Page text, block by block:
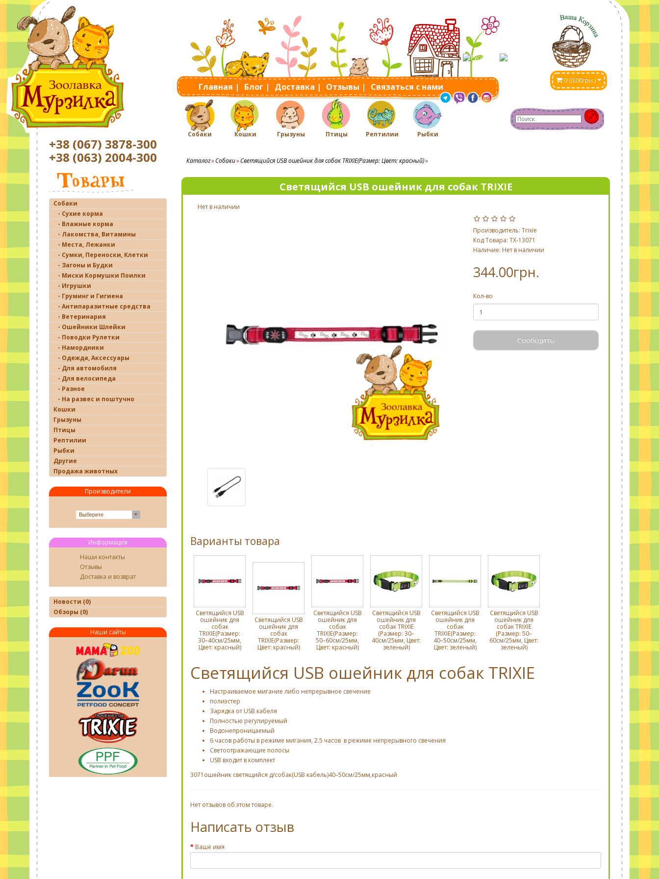
Главная | Блог | Доставка | Отзывы | Связаться с нами
0 (0.00грн.)
Собаки Кошки Грызуны Птицы Рептилии Рыбки
+38 (067) 3878-300
+38 (063) 2004-300
Собаки
- Сухие корма
- Влажные корма
- Лакомства, Витамины
- Места, Лежанки
- Сумки, Переноски, Клетки
- Загоны и Будки
- Миски Кормушки Поилки
- Игрушки
- Груминг и Гигиена
- Антипаразитные средства
- Ветеринария
- Ошейники Шлейки
- Поводки Рулетки
- Намордники
- Одежда, Аксессуары
- Для автомобиля
- Для велосипеда
- Разное
- На развес и поштучно
Кошки
Грызуны
Птицы
Рептилии
Рыбки
Другие
Продажа животных
Производители
Выберите
Информация
Наши контакты
Отзывы
Доставка и возврат
Новости (0)
Обзоры (0)
Наши сайты
Каталог Собаки Светящийся USB ошейник для собак TRIXIE(Размер: Цвет: красный)
Светящийся USB ошейник для собак TRIXIE
Нет в наличии
Производитель: Trixie
Код Товара: TX-13071
Наличие: Нет в наличии
344.00грн.
Кол-во
Сообщить
Варианты товара
Светящийся USB
ошейник для
собак
TRIXIE(Размер:
30–40см/25мм,
Цвет: красный)
Светящийся USB
ошейник для
собак
TRIXIE(Размер:
Цвет: красный)
Светящийся USB
ошейник для
собак
TRIXIE(Размер:
50–60см/25мм,
Цвет: красный)
Светящийся USB
ошейник для
собак TRIXIE
(Размер: 30–
40см/25мм, Цвет:
зеленый)
Светящийся USB
ошейник для
собак
TRIXIE(Размер:
40–50см/25мм,
Цвет: зеленый)
Светящийся USB
ошейник для
собак TRIXIE
(Размер: 50–
60см/25мм, Цвет:
зеленый)
Светящийся USB ошейник для собак TRIXIE
Настраиваемое мигание либо непрерывное свечение
полиэстер
Зарядка от USB кабеля
Полностью регулируемый
Водонепроницаемый
6 часов работы в режиме мигания, 2.5 часов в режиме непрерывного свечения
Светоотражающие полосы
USB входит в комплект
3071ошейник светящийся д/собак(USB кабель)40–50см/25мм,красный
Нет отзывов об этом товаре.
Написать отзыв
Ваше имя